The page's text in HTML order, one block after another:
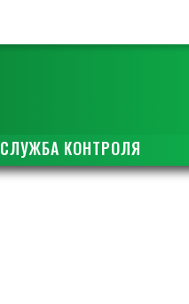
СЛУЖБА КОНТРОЛЯ